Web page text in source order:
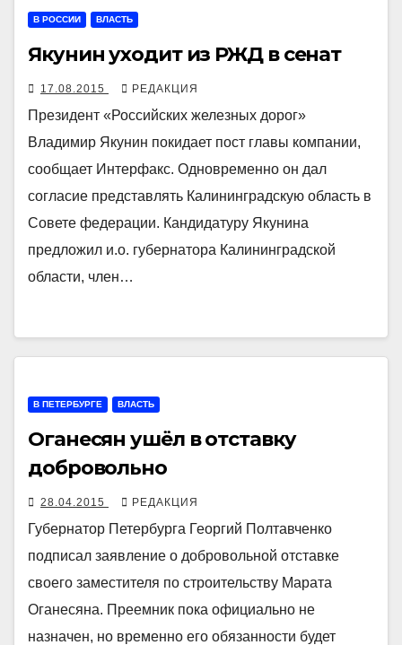
В РОССИИ ВЛАСТЬ
Якунин уходит из РЖД в сенат
17.08.2015 РЕДАКЦИЯ
Президент «Российских железных дорог»
Владимир Якунин покидает пост главы компании,
сообщает Интерфакс. Одновременно он дал
согласие представлять Калининградскую область в
Совете федерации. Кандидатуру Якунина
предложил и.о. губернатора Калининградской
области, член…
В ПЕТЕРБУРГЕ ВЛАСТЬ
Оганесян ушёл в отставку
добровольно
28.04.2015 РЕДАКЦИЯ
Губернатор Петербурга Георгий Полтавченко
подписал заявление о добровольной отставке
своего заместителя по строительству Марата
Оганесяна. Преемник пока официально не
назначен, но временно его обязанности будет